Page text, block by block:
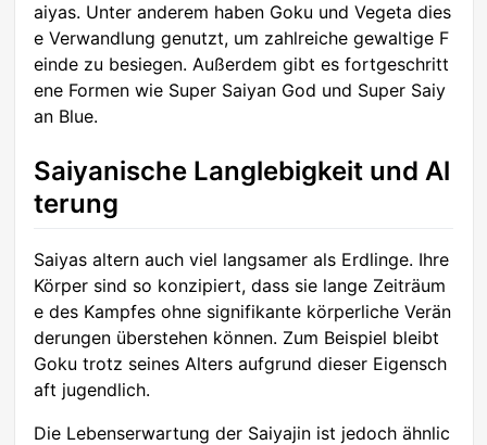
aiyas. Unter anderem haben Goku und Vegeta dies
e Verwandlung genutzt, um zahlreiche gewaltige F
einde zu besiegen. Außerdem gibt es fortgeschritt
ene Formen wie Super Saiyan God und Super Saiy
an Blue.
Saiyanische Langlebigkeit und Al
terung
Saiyas altern auch viel langsamer als Erdlinge. Ihre
Körper sind so konzipiert, dass sie lange Zeiträum
e des Kampfes ohne signifikante körperliche Verän
derungen überstehen können. Zum Beispiel bleibt
Goku trotz seines Alters aufgrund dieser Eigensch
aft jugendlich.
Die Lebenserwartung der Saiyajin ist jedoch ähnlic